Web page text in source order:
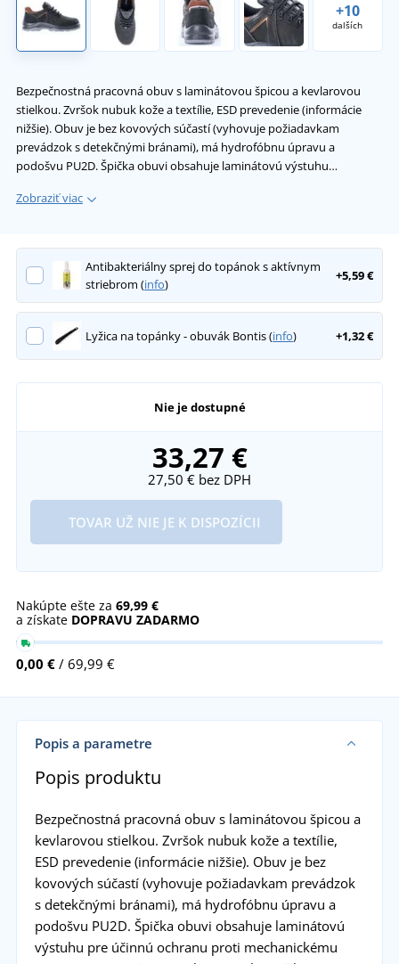
+10
dalších
Bezpečnostná pracovná obuv s laminátovou špicou a kevlarovou
stielkou. Zvršok nubuk kože a textílie, ESD prevedenie (informácie
nižšie). Obuv je bez kovových súčastí (vyhovuje požiadavkam
prevádzok s detekčnými bránami), má hydrofóbnu úpravu a
podošvu PU2D. Špička obuvi obsahuje laminátovú výstuhu…
Zobraziť viac
Antibakteriálny sprej do topánok s aktívnym
striebrom (info)
+5,59 €
Lyžica na topánky - obuvák Bontis (info) +1,32 €
Nie je dostupné
33,27 €
27,50 € bez DPH
TOVAR UŽ NIE JE K DISPOZÍCII
Nakúpte ešte za 69,99 €
a získate DOPRAVU ZADARMO
0,00 € / 69,99 €
Popis a parametre
Popis produktu
Bezpečnostná pracovná obuv s laminátovou špicou a
kevlarovou stielkou. Zvršok nubuk kože a textílie,
ESD prevedenie (informácie nižšie). Obuv je bez
kovových súčastí (vyhovuje požiadavkam prevádzok
s detekčnými bránami), má hydrofóbnu úpravu a
podošvu PU2D. Špička obuvi obsahuje laminátovú
výstuhu pre účinnú ochranu proti mechanickému